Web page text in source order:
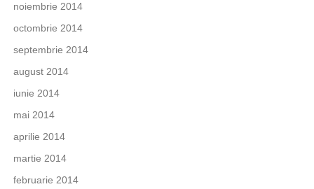
noiembrie 2014
octombrie 2014
septembrie 2014
august 2014
iunie 2014
mai 2014
aprilie 2014
martie 2014
februarie 2014